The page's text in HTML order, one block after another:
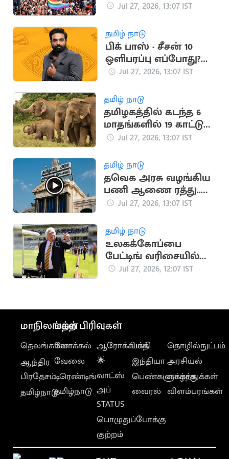
பலி: 16 பேர் படுகாயம்
Jul 27, 2026, 13:07 IST
தமிழ் நாடு
பிக் பாஸ் - சீசன் 10
ஒளிபரப்பு எப்போது?
வெளியான தகவல்
Jul 27, 2026, 13:07 IST
தமிழ் நாடு
தமிழகத்தில் கடந்த 6
மாதங்களில் 19 காட்டு
யானைகள் உயிரிழந்த
Jul 27, 2026, 13:07 IST
தமிழ் நாடு
தவெக அரசு வழங்கிய
பணி ஆணை ரத்து..
மேல்முறையீடு
Jul 27, 2026, 13:07 IST
தமிழ் நாடு
உலகக்கோப்பை
பேட்டிங் வரிசையில்
மாற்றம் செய்ய பரூக்
Jul 27, 2026, 12:07 IST
மாநிலங்கள்
தெலங்கானா
ஆந்திர
பிரதேசம்
தமிழ்நாடு
மற்ற பிரிவுகள்
லோக்கல்
வேலை
டிரெண்டிங்
தமிழ்நாடு
ஆரோக்கியம்
🌟
வாட்ஸ்
அப்
STATUS
பொழுதுப்போக்கு
குற்றம்
பக்தி
இந்தியா
பெண்களுக்காக
வைரல்
தொழில்நுட்பம்
அரசியல்
வாழ்த்துக்கள்
விளம்பரங்கள்